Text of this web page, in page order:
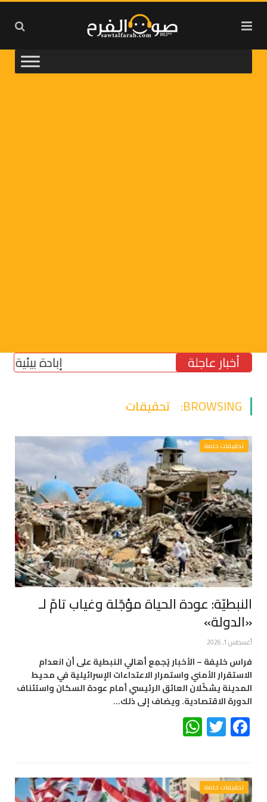
أخبار عاجلة إبادة بيئية في
BROWSING: تحقيقات
تحقيقات خاصة
النبطيّة: عودة الحياة مؤجّلة وغياب تامّ لـ
«الدولة»
أغسطس 1, 2026
فراس خليفة – الأخبار يُجمِع أهالي النبطية على أن انعدام
الاستقرار الأمني واستمرار الاعتداءات الإسرائيلية في محيط
المدينة يشكّلان العائق الرئيسي أمام عودة السكان واستئناف
الدورة الاقتصادية. ويضاف إلى ذلك…
Facebook
Twitter
تحقيقات خاصة